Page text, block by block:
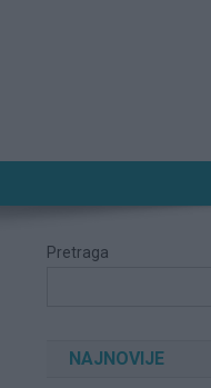
Pretraga
NAJNOVIJE